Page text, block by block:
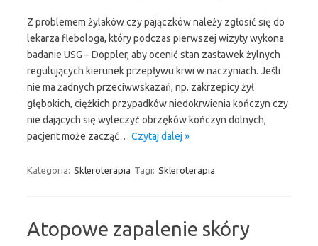
Z problemem żylaków czy pajączków należy zgłosić się do
lekarza flebologa, który podczas pierwszej wizyty wykona
badanie USG – Doppler, aby ocenić stan zastawek żylnych
regulujących kierunek przepływu krwi w naczyniach. Jeśli
nie ma żadnych przeciwwskazań, np. zakrzepicy żył
głębokich, ciężkich przypadków niedokrwienia kończyn czy
nie dających się wyleczyć obrzęków kończyn dolnych,
pacjent może zacząć… Czytaj dalej »
Kategoria: Skleroterapia Tagi: Skleroterapia
Atopowe zapalenie skóry